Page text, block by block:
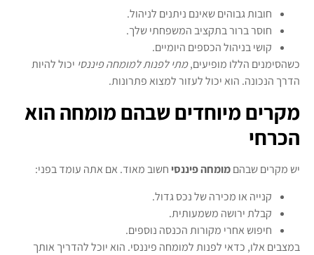
חובות גבוהים שאינם ניתנים לניהול.
חוסר ברור בתקציב המשפחתי שלך.
קושי בניהול הכספים היומיים.
כשהסימנים הללו מופיעים,מתי לפנות למומחה פיננסי יכול להיות
הדרך הנכונה. הוא יכול לעזור למצוא פתרונות.
מקרים מיוחדים שבהם מומחה הוא
הכרחי
יש מקרים שבהםמומחה פיננסיחשוב מאוד. אם אתה עומד בפני:
קנייה או מכירה של נכס גדול.
קבלת ירושה משמעותית.
חיפוש אחרי מקורות הכנסה נוספים.
במצבים אלו, כדאי לפנות למומחה פיננסי. הוא יוכל להדריך אותך